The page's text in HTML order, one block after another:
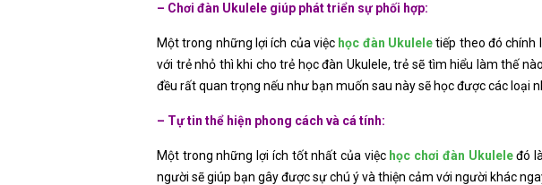
– Chơi đàn Ukulele giúp phát triển sự phối hợp:
Một trong những lợi ích của việc học đàn Ukuleletiếp theo đó chính
với trẻ nhỏ thì khi cho trẻ học đàn Ukulele, trẻ sẽ tìm hiểu làm thế
đều rất quan trọng nếu như bạn muốn sau này sẽ học được các loại
– Tự tin thể hiện phong cách và cá tính:
Một trong những lợi ích tốt nhất của việc học chơi đàn Ukuleleđó
người sẽ giúp bạn gây được sự chú ý và thiện cảm với người khác